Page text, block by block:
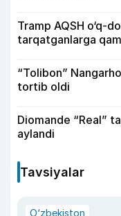
Tramp AQSH o‘q-
tarqatganlarga
“Tolibon”
tortib oldi
Diomande “Real”
aylandi
Tavsiyalar
O‘zbekiston